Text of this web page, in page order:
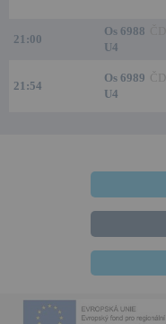
21:00
Os 6988
U4
21:54
Os 6989 ČD
U4